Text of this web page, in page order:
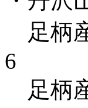
足柄
6
足柄